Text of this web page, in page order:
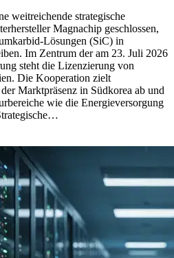
weitreichende strategische
Magnachip geschlossen,
Lösungen (SiC) in
Im Zentrum der am 23. Juli 2026
steht die Lizenzierung von
Die Kooperation zielt
Marktpräsenz in Südkorea ab und
wie die Energieversorgung